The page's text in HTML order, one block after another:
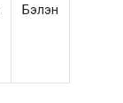
Бэлэн